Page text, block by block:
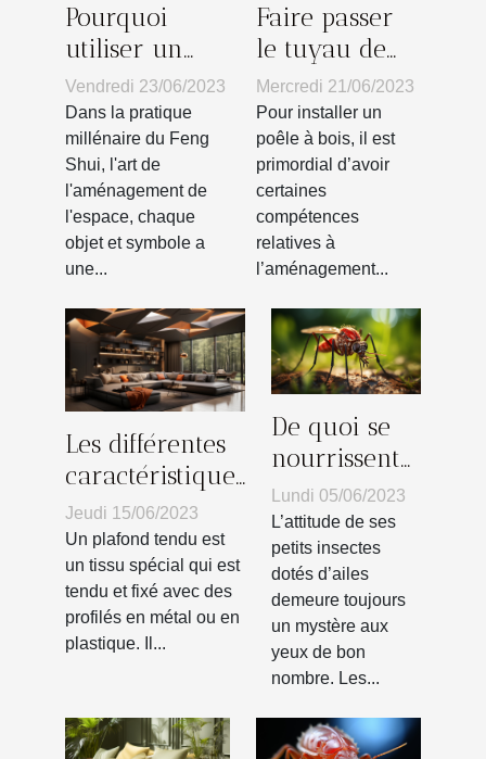
Pourquoi
utiliser un
symbole
d’éléphant
dans votre
décoration
intérieure
selon le Feng
Shui ?
Vendredi 23/06/2023
Dans la pratique
millénaire du Feng
Shui, l'art de
l'aménagement de
l'espace, chaque
objet et symbole a
une...
Faire passer
le tuyau de
votre poêle à
bois dans le
mur : les
différentes
étapes pour
réussir
Mercredi 21/06/2023
Pour installer un
poêle à bois, il est
primordial d’avoir
certaines
compétences
relatives à
l’aménagement...
Les différentes
caractéristiques
d’un plafond
tendu
Jeudi 15/06/2023
Un plafond tendu est
un tissu spécial qui est
tendu et fixé avec des
profilés en métal ou en
plastique. Il...
De quoi se
nourrissent
les
moustiques ?
Lundi 05/06/2023
L’attitude de ses
petits insectes
dotés d’ailes
demeure toujours
un mystère aux
yeux de bon
nombre. Les...